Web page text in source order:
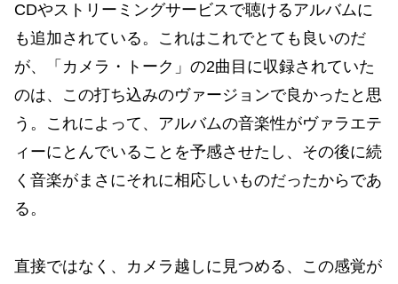
CDやストリーミングサービスで聴けるアルバムに
も追加されている。これはこれでとても良いのだ
が、「カメラ・トーク」の2曲目に収録されていた
のは、この打ち込みのヴァージョンで良かったと思
う。これによって、アルバムの音楽性がヴァラエテ
ィーにとんでいることを予感させたし、その後に続
く音楽がまさにそれに相応しいものだったからであ
る。
直接ではなく、カメラ越しに見つめる、この感覚が